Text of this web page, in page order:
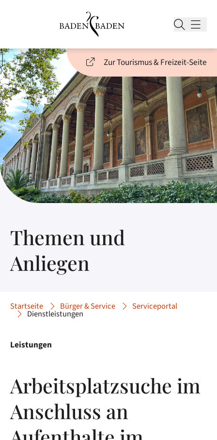
Zur Tourismus & Freizeit-Seite
Themen und
Anliegen
Startseite Bürger & Service Serviceportal
Dienstleistungen
Leistungen
Arbeitsplatzsuche im
Anschluss an